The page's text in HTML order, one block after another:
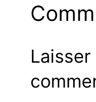
Laisser